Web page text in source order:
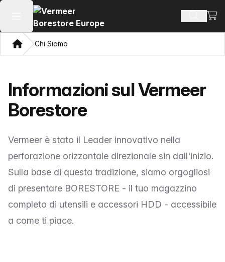
Apri il menu principale Cerca
Home page
Chi Siamo
Informazioni sul Vermeer
Borestore
Vermeer è stato il Leader innovativo nella
perforazione orizzontale direzionale sin dall'inizio.
Sulla base di questa tradizione, siamo orgogliosi
di presentare BORESTORE - il tuo magazzino
completo di utensili e accessori HDD - accessibile
a come ti piace.